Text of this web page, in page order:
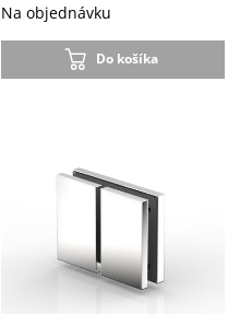
Na objednávku
Do košíka